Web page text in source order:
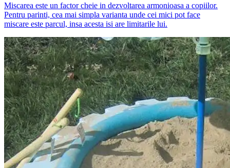
Miscarea este un factor cheie in dezvoltarea armonioasa a copiilor.
Pentru parinti, cea mai simpla varianta unde cei mici pot face
miscare este parcul, insa acesta isi are limitarile lui.